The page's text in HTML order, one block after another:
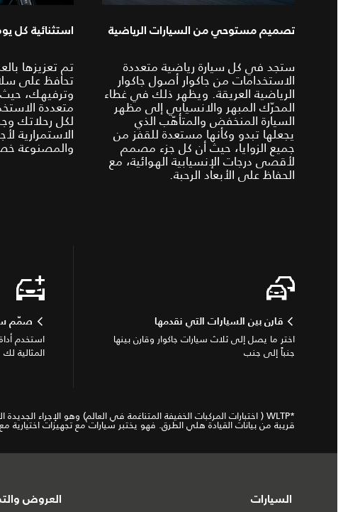
تصميم مستوحي من السيارات الرياضية
ستجد في كل سيارة رياضية متعددة
الاستخدامات من جاكوار أصول جاكوار
الرياضية العريقة. ويظهر ذلك في غطاء
المحرّك المبهر والانسيابي إلى مظهر
السيارة المنخفض والمتأهّب الذي
يجعلها تبدو وكأنها مستعدة للقفز من
جميع الزوايا، حيث أن كل جزء مصمم
لأقصى درجات الإنسيابية الهوائية، مع
الحفاظ على الأبعاد الرحبة.
استثنائية كل
تم تعزيزها
تحافظ على
وترفيهك،
متعددة
لكل رحلاتك
الاستمرارية
والمصنوعة
قارن بين السيارات التي نقدمها
اختر ما يصل إلى ثلاث سيارات جاكوار وقارن بينها
جنباً إلى جنب
صمّم
استخدم
المثالية لك
قريبة من بيانات القيادة هلي الطرق. فهو يختبر سيارات مع تجهيزات
السيارات العروض